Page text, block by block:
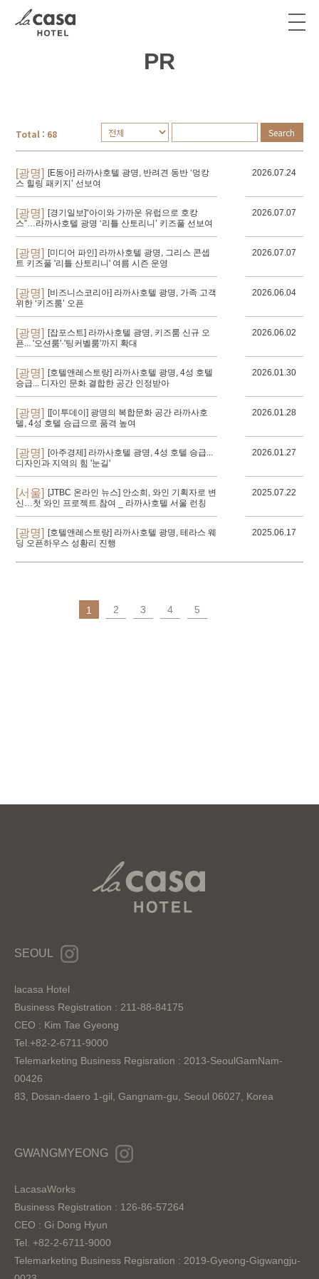
PR
Total : 68 Search
[광명]
[E동아] 라까사호텔 광명, 반려견 동반 ‘멍캉
스 힐링 패키지’ 선보여
2026.07.24
[광명]
[경기일보]“아이와 가까운 유럽으로 호캉
스”…라까사호텔 광명 ‘리틀 산토리니’ 키즈풀 선보여
2026.07.07
[광명]
[미디어 파인] 라까사호텔 광명, 그리스 콘셉
트 키즈풀 '리틀 산토리니' 여름 시즌 운영
2026.07.07
[광명]
[비즈니스코리아] 라까사호텔 광명, 가족 고객
위한 ‘키즈룸’ 오픈
2026.06.04
[광명]
[잡포스트] 라까사호텔 광명, 키즈룸 신규 오
픈... '오션룸'·'팅커벨룸'까지 확대
2026.06.02
[광명]
[호텔앤레스토랑] 라까사호텔 광명, 4성 호텔
승급... 디자인 문화 결합한 공간 인정받아
2026.01.30
[광명]
[[이투데이] 광명의 복합문화 공간 라까사호
텔, 4성 호텔 승급으로 품격 높여
2026.01.28
[광명]
[아주경제] 라까사호텔 광명, 4성 호텔 승급...
디자인과 지역의 힘 '눈길'
2026.01.27
[서울]
[JTBC 온라인 뉴스] 안소희, 와인 기획자로 변
신…첫 와인 프로젝트 참여 _ 라까사호텔 서울 런칭
2025.07.22
[광명]
[호텔앤레스토랑] 라까사호텔 광명, 테라스 웨
딩 오픈하우스 성황리 진행
2025.06.17
1 2 3 4 5
SEOUL
lacasa Hotel
Business Registration : 211-88-84175
CEO : Kim Tae Gyeong
Tel.+82-2-6711-9000
Telemarketing Business Regisration : 2013-SeoulGamNam-
00426
83, Dosan-daero 1-gil, Gangnam-gu, Seoul 06027, Korea
GWANGMYEONG
LacasaWorks
Business Registration : 126-86-57264
CEO : Gi Dong Hyun
Tel. +82-2-6711-9000
Telemarketing Business Regisration : 2019-Gyeong-Gigwangju-